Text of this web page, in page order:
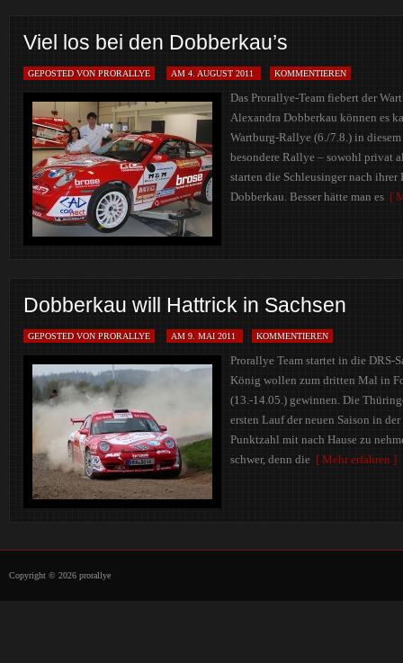
Viel los bei den Dobberkau’s
GEPOSTED VON PRORALLYE AM 4. AUGUST 2011 KOMMENTIEREN
Das Prorallye-Team fiebert der
Alexandra Dobberkau können es
Wartburg-Rallye (6./7.8.) in
besondere Rallye – sowohl privat
starten die Schleusinger nach
Dobberkau. Besser hätte man es [
Dobberkau will Hattrick in Sachsen
GEPOSTED VON PRORALLYE AM 9. MAI 2011 KOMMENTIEREN
Prorallye Team startet in die DRS-
König wollen zum dritten Mal in
(13.-14.05.) gewinnen. Die
ersten Lauf der neuen Saison in
Punktzahl mit nach Hause zu
schwer, denn die [ Mehr erfahren ]
Copyright © 2026 prorallye